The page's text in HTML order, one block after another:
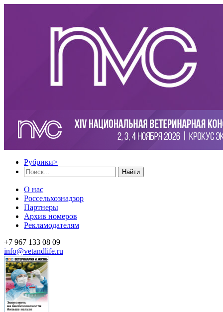
Рубрики>
Найти
О нас
Россельхознадзор
Партнеры
Архив номеров
Рекламодателям
+7 967 133 08 09
info@vetandlife.ru